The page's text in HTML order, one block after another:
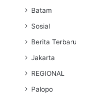
Batam
Sosial
Berita Terbaru
Jakarta
REGIONAL
Palopo